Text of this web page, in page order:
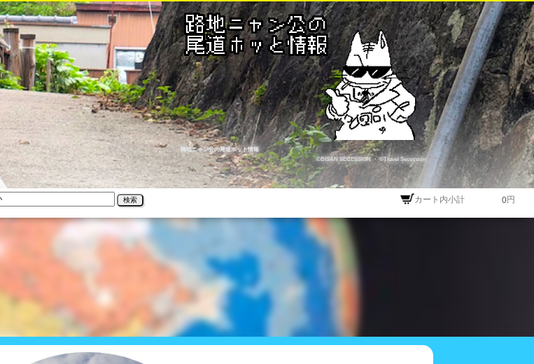
路地ニャン公の尾道ホット情報
©BISAN SECESSION・ ©Travel Secession
検索 カート内小計 円